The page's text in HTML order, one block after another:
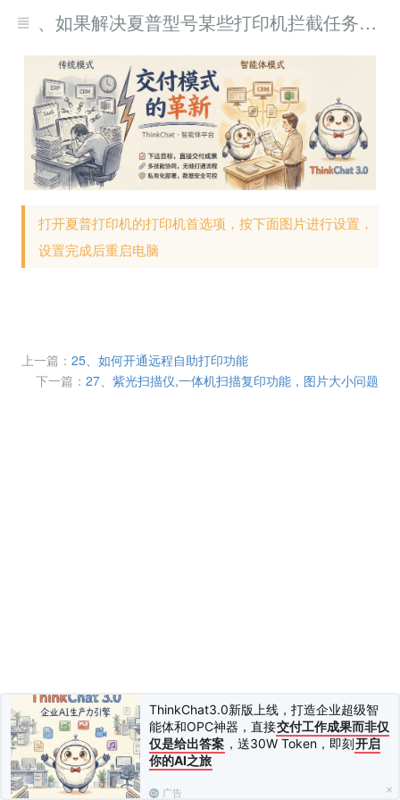
ThinkChat3.0新版上线，打造企业超级智
能体和OPC神器，直接交付工作成果而非仅
仅是给出答案 ，送30W Token，即刻开启
你的AI之旅
广告
26、如果解决夏普型号某些打印机拦截任务，但是不弹出支付界面
打开夏普打印机的打印机首选项，按下面图片进行设置，
设置完成后重启电脑
上一篇： 25、如何开通远程自助打印功能
下一篇： 27、紫光扫描仪,一体机扫描复印功能，图片大小问题